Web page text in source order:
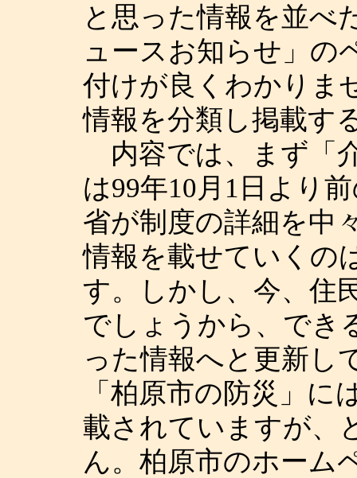
と思った情報を並べ
ュースお知らせ」の
付けが良くわかりま
情報を分類し掲載す
内容では、まず「
は99年10月1日より
省が制度の詳細を中
情報を載せていくの
す。しかし、今、住
でしょうから、でき
った情報へと更新し
「柏原市の防災」
載されていますが、
ん。柏原市のホーム